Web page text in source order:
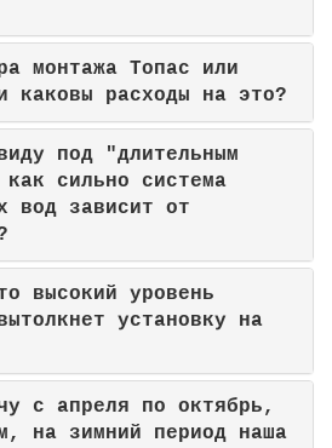
монтажа Топас или
каковы расходы на это?
под "длительным
сильно система
вод зависит от
высокий уровень
установку на
с апреля по октябрь,
на зимний период наша